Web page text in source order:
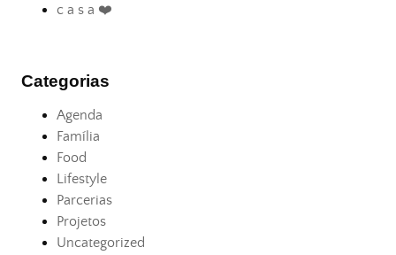
c a s a ❤️
Categorias
Agenda
Família
Food
Lifestyle
Parcerias
Projetos
Uncategorized